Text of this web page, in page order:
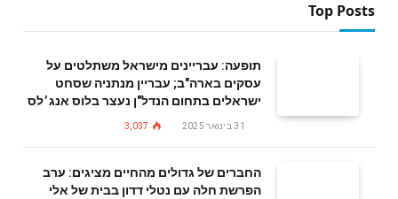
Top Posts
תופעה: עבריינים מישראל משתלטים על
עסקים בארה"ב; עבריין מנתניה שסחט
ישראלים בתחום הנדל"ן נעצר בלוס אנג׳לס
31 בינואר 2025 3,037
החברים של גדולים מהחיים מציגים: ערב
הפרשת חלה עם נטלי דדון בבית של אלי